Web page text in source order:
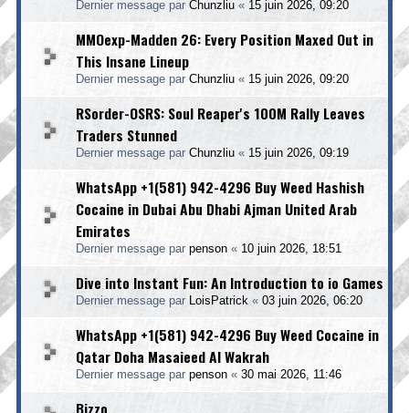
Dernier message par Chunzliu « 15 juin 2026, 09:20
MMOexp-Madden 26: Every Position Maxed Out in
This Insane Lineup
Dernier message par Chunzliu « 15 juin 2026, 09:20
RSorder-OSRS: Soul Reaper's 100M Rally Leaves
Traders Stunned
Dernier message par Chunzliu « 15 juin 2026, 09:19
WhatsApp +1(581) 942-4296 Buy Weed Hashish
Cocaine in Dubai Abu Dhabi Ajman United Arab
Emirates
Dernier message par penson « 10 juin 2026, 18:51
Dive into Instant Fun: An Introduction to io Games
Dernier message par LoisPatrick « 03 juin 2026, 06:20
WhatsApp +1(581) 942-4296 Buy Weed Cocaine in
Qatar Doha Masaieed Al Wakrah
Dernier message par penson « 30 mai 2026, 11:46
Bizzo